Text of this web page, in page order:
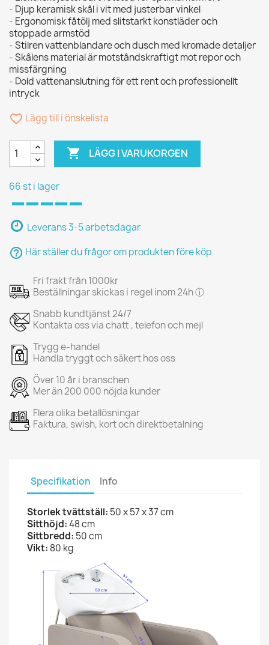
- Djup keramisk skål i vit med justerbar vinkel
- Ergonomisk fåtölj med slitstarkt konstläder och
stoppade armstöd
- Stilren vattenblandare och dusch med kromade detaljer
- Skålens material är motståndskraftigt mot repor och
missfärgning
- Dold vattenanslutning för ett rent och professionellt
intryck
favorite_border Lägg till i önskelista
 LÄGG I VARUKORGEN
66 st i lager
Leverans 3-5 arbetsdagar
help_outline Här ställer du frågor om produkten före köp
Fri frakt från 1000kr
Beställningar skickas i regel inom 24h ⓘ
Snabb kundtjänst 24/7
Kontakta oss via chatt , telefon och mejl
Trygg e-handel
Handla tryggt och säkert hos oss
Över 10 år i branschen
Mer än 200 000 nöjda kunder
Flera olika betallösningar
Faktura, swish, kort och direktbetalning
Specifikation Info
Storlek tvättställ: 50 x 57 x 37 cm
Sitthöjd:48 cm
Sittbredd: 50 cm
Vikt: 80 kg